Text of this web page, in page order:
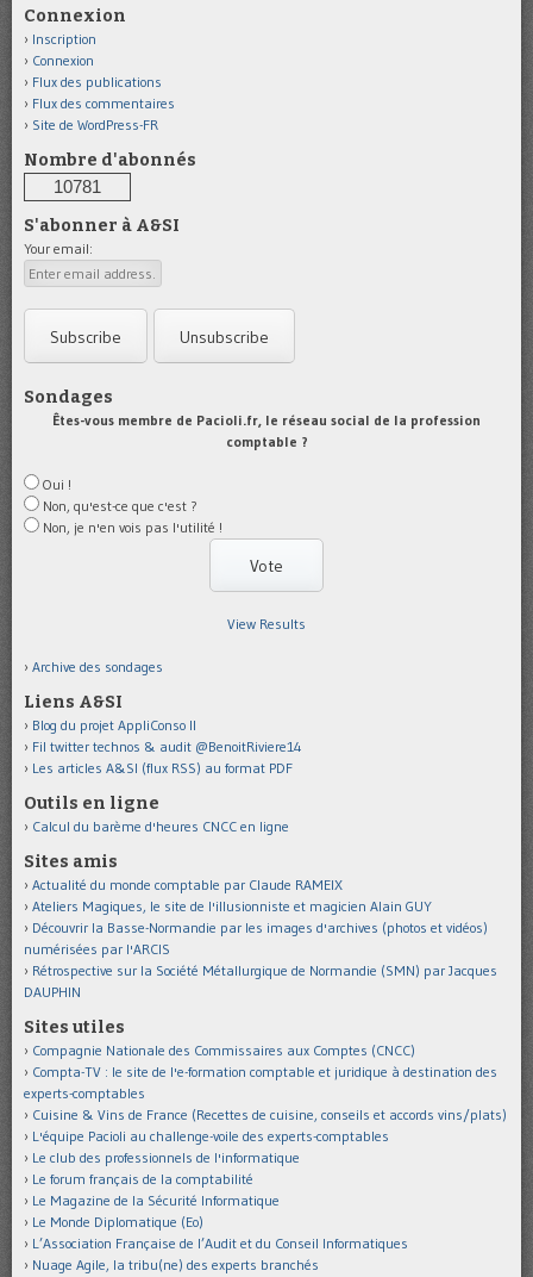
Connexion
Inscription
Connexion
Flux des publications
Flux des commentaires
Site de WordPress-FR
Nombre d'abonnés
10781
S'abonner à A&SI
Your email:
Sondages
Êtes-vous membre de Pacioli.fr, le réseau social de la profession
comptable ?
Oui !
Non, qu'est-ce que c'est ?
Non, je n'en vois pas l'utilité !
View Results
Archive des sondages
Liens A&SI
Blog du projet AppliConso II
Fil twitter technos & audit @BenoitRiviere14
Les articles A&SI (flux RSS) au format PDF
Outils en ligne
Calcul du barème d'heures CNCC en ligne
Sites amis
Actualité du monde comptable par Claude RAMEIX
Ateliers Magiques, le site de l'illusionniste et magicien Alain GUY
Découvrir la Basse-Normandie par les images d'archives (photos et vidéos)
numérisées par l'ARCIS
Rétrospective sur la Société Métallurgique de Normandie (SMN) par Jacques
DAUPHIN
Sites utiles
Compagnie Nationale des Commissaires aux Comptes (CNCC)
Compta-TV : le site de l'e-formation comptable et juridique à destination des
experts-comptables
Cuisine & Vins de France (Recettes de cuisine, conseils et accords vins/plats)
L'équipe Pacioli au challenge-voile des experts-comptables
Le club des professionnels de l'informatique
Le forum français de la comptabilité
Le Magazine de la Sécurité Informatique
Le Monde Diplomatique (Eo)
L’Association Française de l’Audit et du Conseil Informatiques
Nuage Agile, la tribu(ne) des experts branchés